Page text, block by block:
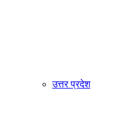
उत्तर प्रदेश